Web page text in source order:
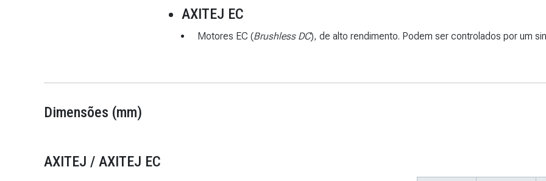
AXITEJ EC
Motores EC (Brushless DC), de alto rendimento. Podem ser controlados por um
Dimensões (mm)
AXITEJ / AXITEJ EC